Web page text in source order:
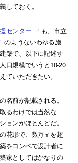
しておく。
センター
も、市立
のようないわゆる施
築で、以下に記述す
口規模でいうと10-20
ていただきたい。
名前が記載される。
るわけでは当然な
ョンがほとんどだ。
花形で、数万㎡を超
をコンペで設計者に
家としてはかなりの